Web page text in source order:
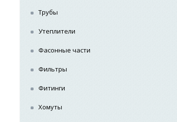
Трубы
Утеплители
Фасонные части
Фильтры
Фитинги
Хомуты